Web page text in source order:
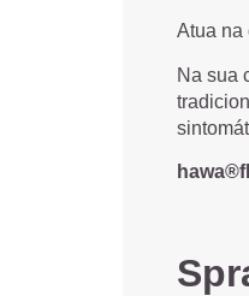
Atua na
Na sua